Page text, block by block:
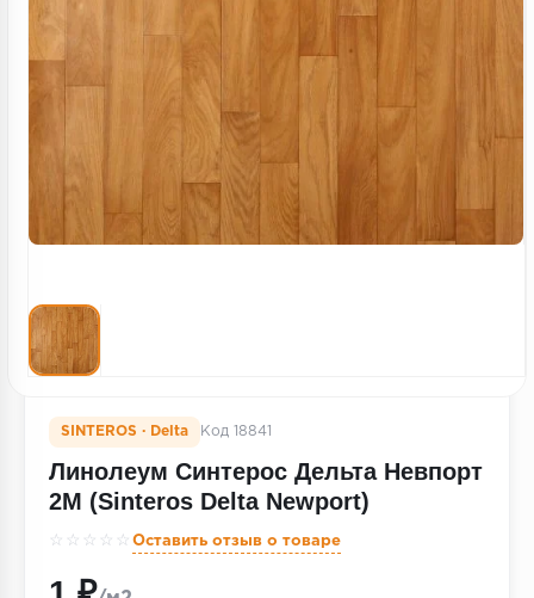
Пробковое покрытие
Строительные материалы
SINTEROS · Delta Код 18841
Линолеум Синтерос Дельта Невпорт
2M (Sinteros Delta Newport)
☆☆☆☆☆ Оставить отзыв о товаре